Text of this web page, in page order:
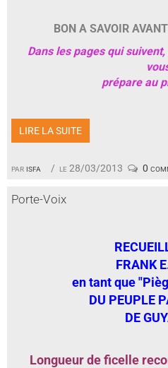
par isfa le 28/03/2013 0
BON A SAVOIR
Dans les pages qui
prépare au
LIRE LA SUITE
Porte-Voix
FRANK
en tant que
DU PEUPLE
DE
Longueur de ficelle